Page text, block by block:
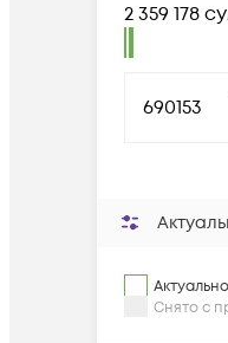
2 359 178
Снято с